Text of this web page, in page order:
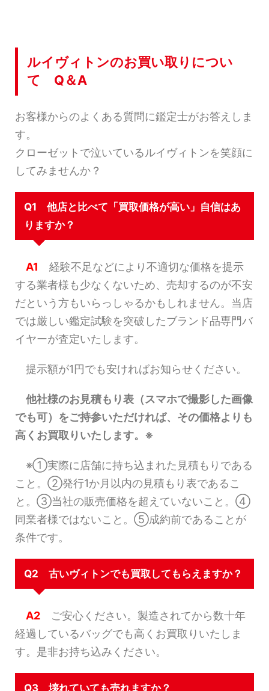
ルイヴィトンのお買い取りについ
て Q＆A
お客様からのよくある質問に鑑定士がお答えしま
す。
クローゼットで泣いているルイヴィトンを笑顔に
してみませんか？
Q1 他店と比べて「買取価格が高い」自信はあ
りますか？
A1 経験不足などにより不適切な価格を提示
する業者様も少なくないため、売却するのが不安
だという方もいらっしゃるかもしれません。当店
では厳しい鑑定試験を突破したブランド品専門バ
イヤーが査定いたします。
提示額が1円でも安ければお知らせください。
他社様のお見積もり表（スマホで撮影した画像
でも可）をご持参いただければ、その価格よりも
高くお買取りいたします。※
※①実際に店舗に持ち込まれた見積もりである
こと。②発行1か月以内の見積もり表であるこ
と。③当社の販売価格を超えていないこと。④
同業者様ではないこと。⑤成約前であることが
条件です。
Q2 古いヴィトンでも買取してもらえますか？
A2 ご安心ください。製造されてから数十年
経過しているバッグでも高くお買取りいたしま
す。是非お持ち込みください。
Q3 壊れていても売れますか？